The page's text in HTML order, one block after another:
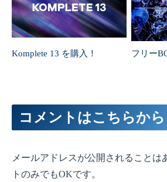
Komplete 13 を購入！ フリー
コメントはこちらから
メールアドレスが公開されることは
トのみでもOKです。